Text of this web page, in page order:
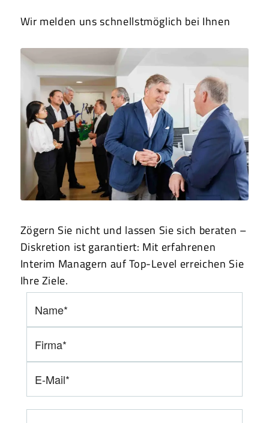
Wir melden uns schnellstmöglich bei Ihnen
Zögern Sie nicht und lassen Sie sich beraten –
Diskretion ist garantiert: Mit erfahrenen
Interim Managern auf Top-Level erreichen Sie
Ihre Ziele.